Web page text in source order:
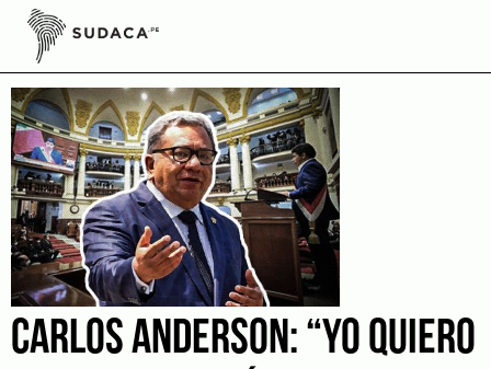
Skip
contentPedro Casrtillo
CARLOS ANDERSON: “YO QUIERO